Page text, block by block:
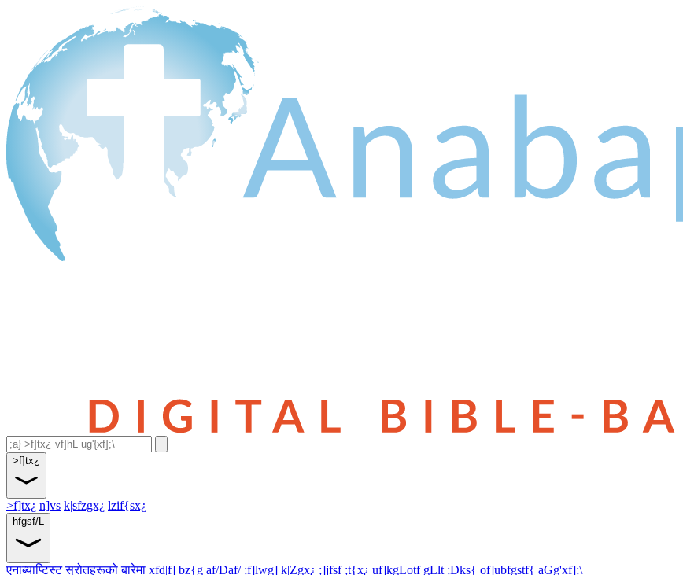
>f]tx¿
>f]tx¿ n]vs k|sfzgx¿ lzif{sx¿
hfgsf/L
एनाब्याप्टिस्ट स्रोतहरूको बारेमा xfd|f] bz{g af/Daf/ ;f]lwg] k|Zgx¿ ;]jfsf ;t{x¿ uf]kgLotf gLlt ;Dks{ of]ubfgstf{ aGg'xf];\